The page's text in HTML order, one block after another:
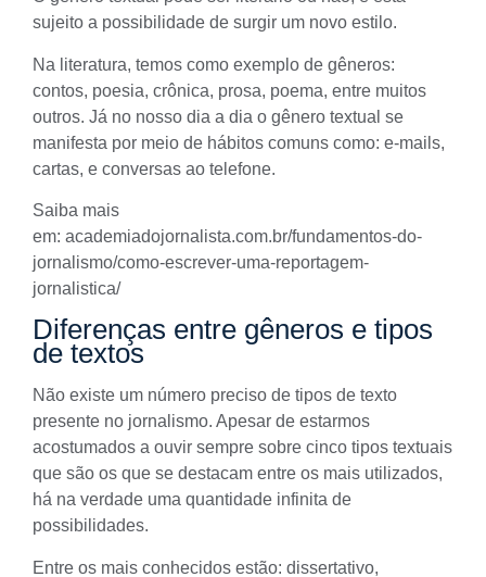
sujeito a possibilidade de surgir um novo estilo.
Na literatura, temos como exemplo de gêneros:
contos, poesia, crônica, prosa, poema, entre muitos
outros. Já no nosso dia a dia o gênero textual se
manifesta por meio de hábitos comuns como: e-mails,
cartas, e conversas ao telefone.
Saiba mais
em: academiadojornalista.com.br/fundamentos-do-
jornalismo/como-escrever-uma-reportagem-
jornalistica/
Diferenças entre gêneros e tipos
de textos
Não existe um número preciso de tipos de texto
presente no jornalismo. Apesar de estarmos
acostumados a ouvir sempre sobre cinco tipos textuais
que são os que se destacam entre os mais utilizados,
há na verdade uma quantidade infinita de
possibilidades.
Entre os mais conhecidos estão: dissertativo,